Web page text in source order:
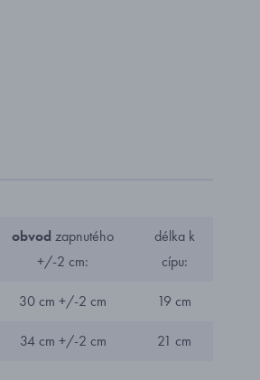
obvod zapnutého
+/-2 cm:
délka k
cípu:
30 cm +/-2 cm 19 cm
34 cm +/-2 cm 21 cm